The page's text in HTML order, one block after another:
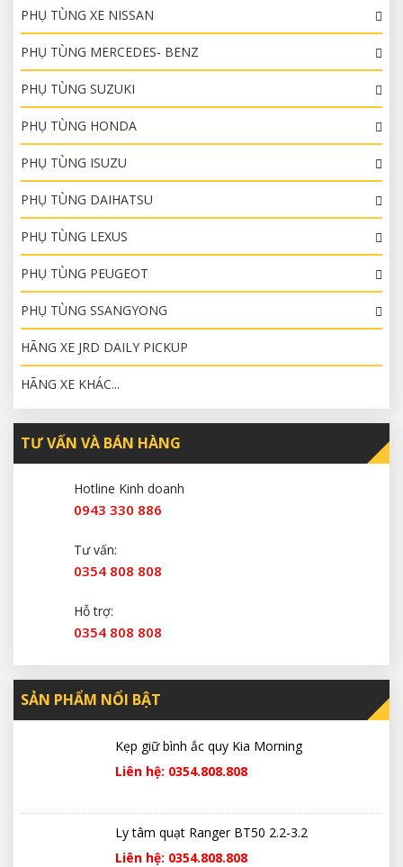
PHỤ TÙNG XE NISSAN
PHỤ TÙNG MERCEDES- BENZ
PHỤ TÙNG SUZUKI
PHỤ TÙNG HONDA
PHỤ TÙNG ISUZU
PHỤ TÙNG DAIHATSU
PHỤ TÙNG LEXUS
PHỤ TÙNG PEUGEOT
PHỤ TÙNG SSANGYONG
HÃNG XE JRD DAILY PICKUP
HÃNG XE KHÁC...
TƯ VẤN VÀ BÁN HÀNG
Hotline Kinh doanh
0943 330 886
Tư vấn:
0354 808 808
Hỗ trợ:
0354 808 808
SẢN PHẨM NỔI BẬT
Kẹp giữ bình ắc quy Kia Morning
Liên hệ: 0354.808.808
Ly tâm quạt Ranger BT50 2.2-3.2
Liên hệ: 0354.808.808